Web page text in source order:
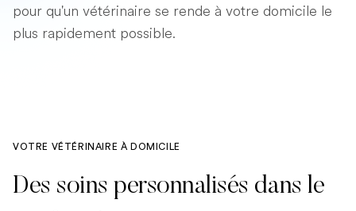
pour qu'un vétérinaire se rende à votre domicile le
plus rapidement possible.
VOTRE VÉTÉRINAIRE À DOMICILE
Des soins personnalisés dans le